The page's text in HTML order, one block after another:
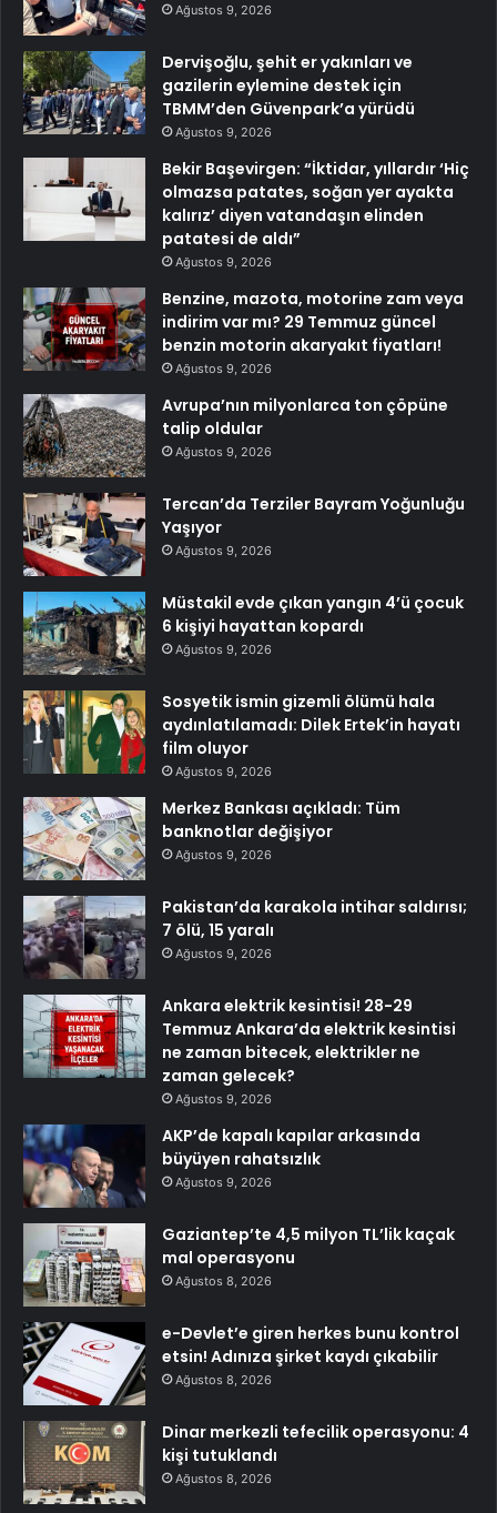
Ağustos 9, 2026
Dervişoğlu, şehit er yakınları ve
gazilerin eylemine destek için
TBMM’den Güvenpark’a yürüdü
Ağustos 9, 2026
Bekir Başevirgen: “İktidar, yıllardır ‘Hiç
olmazsa patates, soğan yer ayakta
kalırız’ diyen vatandaşın elinden
patatesi de aldı”
Ağustos 9, 2026
Benzine, mazota, motorine zam veya
indirim var mı? 29 Temmuz güncel
benzin motorin akaryakıt fiyatları!
Ağustos 9, 2026
Avrupa’nın milyonlarca ton çöpüne
talip oldular
Ağustos 9, 2026
Tercan’da Terziler Bayram Yoğunluğu
Yaşıyor
Ağustos 9, 2026
Müstakil evde çıkan yangın 4’ü çocuk
6 kişiyi hayattan kopardı
Ağustos 9, 2026
Sosyetik ismin gizemli ölümü hala
aydınlatılamadı: Dilek Ertek’in hayatı
film oluyor
Ağustos 9, 2026
Merkez Bankası açıkladı: Tüm
banknotlar değişiyor
Ağustos 9, 2026
Pakistan’da karakola intihar saldırısı;
7 ölü, 15 yaralı
Ağustos 9, 2026
Ankara elektrik kesintisi! 28-29
Temmuz Ankara’da elektrik kesintisi
ne zaman bitecek, elektrikler ne
zaman gelecek?
Ağustos 9, 2026
AKP’de kapalı kapılar arkasında
büyüyen rahatsızlık
Ağustos 9, 2026
Gaziantep’te 4,5 milyon TL’lik kaçak
mal operasyonu
Ağustos 8, 2026
e-Devlet’e giren herkes bunu kontrol
etsin! Adınıza şirket kaydı çıkabilir
Ağustos 8, 2026
Dinar merkezli tefecilik operasyonu: 4
kişi tutuklandı
Ağustos 8, 2026